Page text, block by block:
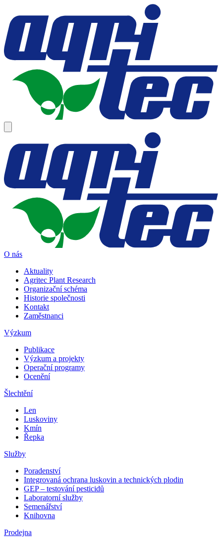
O nás
Aktuality
Agritec Plant Research
Organizační schéma
Historie společnosti
Kontakt
Zaměstnanci
Výzkum
Publikace
Výzkum a projekty
Operační programy
Ocenění
Šlechtění
Len
Luskoviny
Kmín
Řepka
Služby
Poradenství
Integrovaná ochrana luskovin a technických plodin
GEP – testování pesticidů
Laboratorní služby
Semenářství
Knihovna
Prodejna